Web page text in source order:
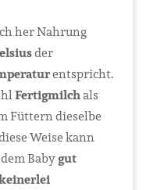
her Nahrung
der
entspricht.
Fertigmilchals
Füttern dieselbe
Weise kann
Babygut